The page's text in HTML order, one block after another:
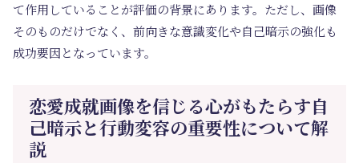
て作用していることが評価の背景にあります。ただし、画像
そのものだけでなく、前向きな意識変化や自己暗示の強化も
成功要因となっています。
恋愛成就画像を信じる心がもたらす自
己暗示と行動変容の重要性について解
説